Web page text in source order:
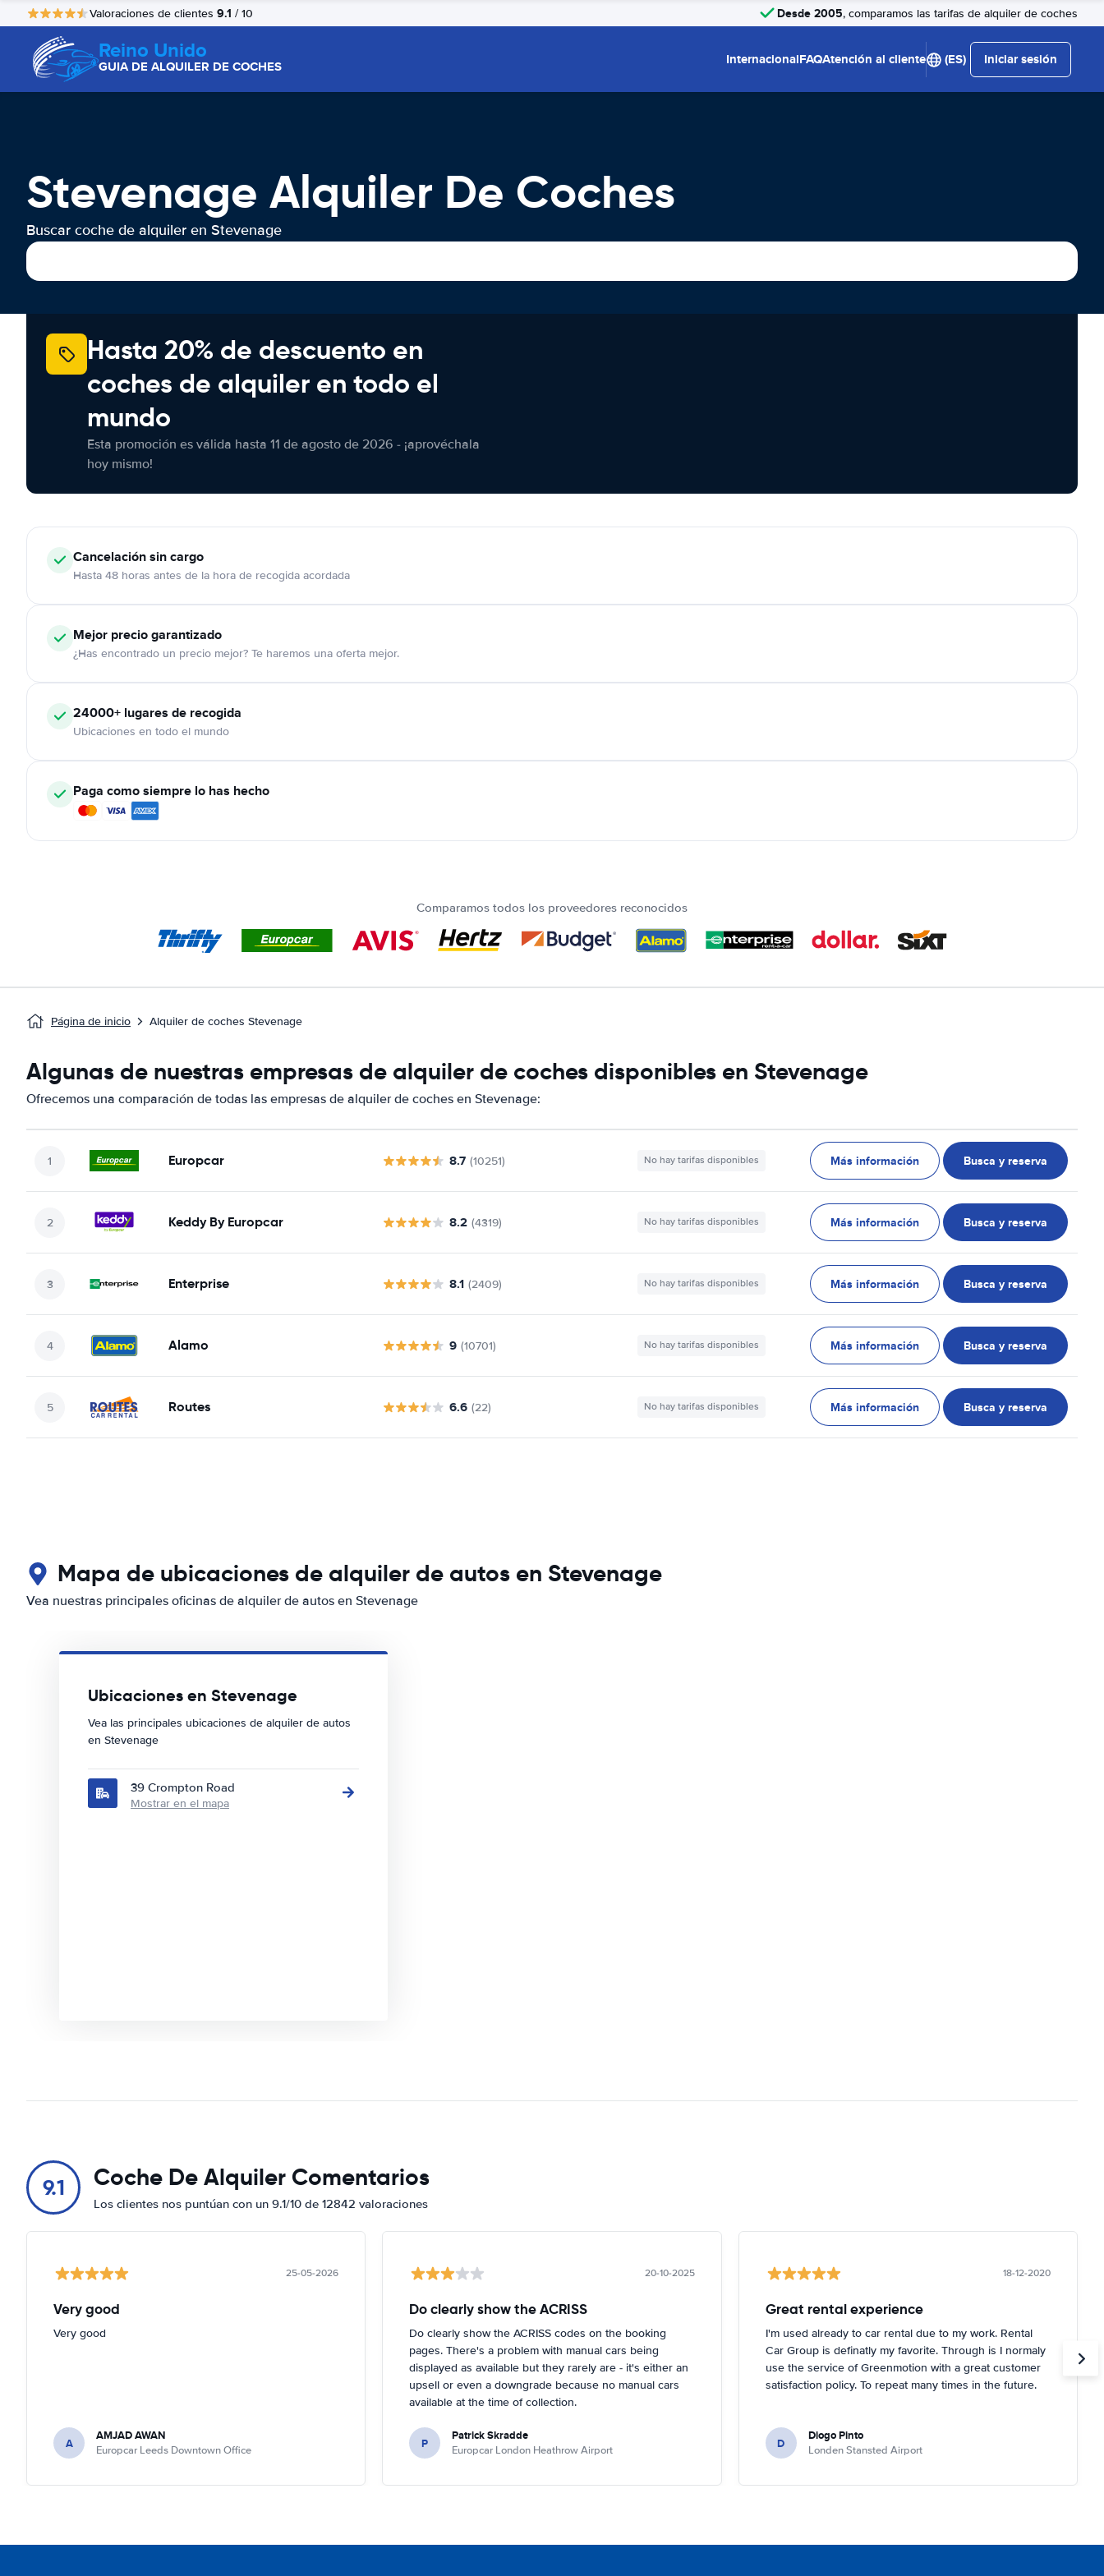
Valoraciones de clientes 9.1 / 10 Desde 2005, comparamos las tarifas de alquiler de coches
Reino Unido
GUIA DE ALQUILER DE COCHES InternacionalFAQAtención al cliente (ES) Iniciar sesión
Stevenage Alquiler De Coches
Buscar coche de alquiler en Stevenage
Hasta 20% de descuento en
coches de alquiler en todo el
mundo
Esta promoción es válida hasta 11 de agosto de 2026 - ¡aprovéchala
hoy mismo!
Cancelaciónsin cargo
Hasta 48 horas antes de la hora de recogida acordada
Mejor precio garantizado
¿Has encontrado un precio mejor? Te haremos una oferta mejor.
24000+ lugares de recogida
Ubicaciones en todo el mundo
Paga como siempre lo has hecho
Comparamos todos los proveedores reconocidos
Página de inicio Alquiler de coches Stevenage
Algunas de nuestras empresas de alquiler de coches disponibles en Stevenage
Ofrecemos una comparación de todas las empresas de alquiler de coches en Stevenage:
Europcar 8.7 (10251) No hay tarifas disponibles Más información Busca y reserva
Keddy By Europcar 8.2 (4319) No hay tarifas disponibles Más información Busca y reserva
Enterprise 8.1 (2409) No hay tarifas disponibles Más información Busca y reserva
Alamo 9 (10701) No hay tarifas disponibles Más información Busca y reserva
Routes 6.6 (22) No hay tarifas disponibles Más información Busca y reserva
Mapa de ubicaciones de alquiler de autos en Stevenage
Vea nuestras principales oficinas de alquiler de autos en Stevenage
Ubicaciones en Stevenage
Vea las principales ubicaciones de alquiler de autos
en Stevenage
39 Crompton Road
Mostrar en el mapa
9.1 Coche De Alquiler Comentarios
Los clientes nos puntúan con un 9.1/10 de 12842 valoraciones
25-05-2026
Very good
Very good
A AMJAD AWAN
Europcar Leeds Downtown Office
20-10-2025
Do clearly show the ACRISS
Do clearly show the ACRISS codes on the booking
pages. There's a problem with manual cars being
displayed as available but they rarely are - it's either an
upsell or even a downgrade because no manual cars
available at the time of collection.
P Patrick Skradde
Europcar London Heathrow Airport
18-12-2020
Great rental experience
I'm used already to car rental due to my work. Rental
Car Group is definatly my favorite. Through is I normaly
use the service of Greenmotion with a great customer
satisfaction policy. To repeat many times in the future.
D Diogo Pinto
Londen Stansted Airport